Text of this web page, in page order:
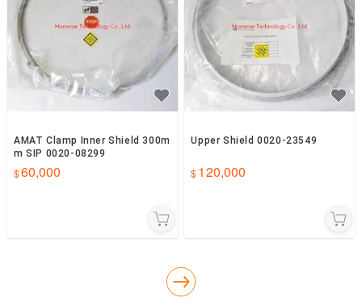
AMAT Clamp Inner Shield 300m
m SIP 0020-08299
60,000
Upper Shield 0020-23549
120,000